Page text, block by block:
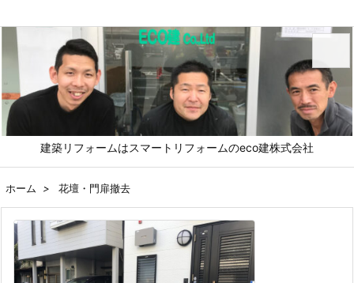
建築リフォームはスマートリフォームのeco建株式会社
メニュ
ホーム > 花壇・門扉撤去